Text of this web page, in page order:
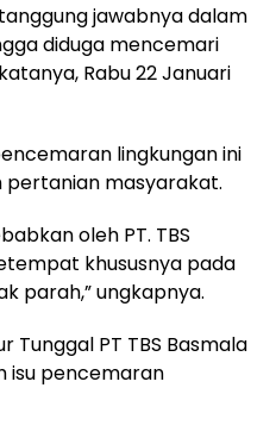
jawabnya dalam
diduga mencemari
Rabu 22 Januari
lingkungan ini
masyarakat.
oleh PT. TBS
khususnya pada
parah,” ungkapnya.
Tunggal PT TBS Basmala
isu pencemaran